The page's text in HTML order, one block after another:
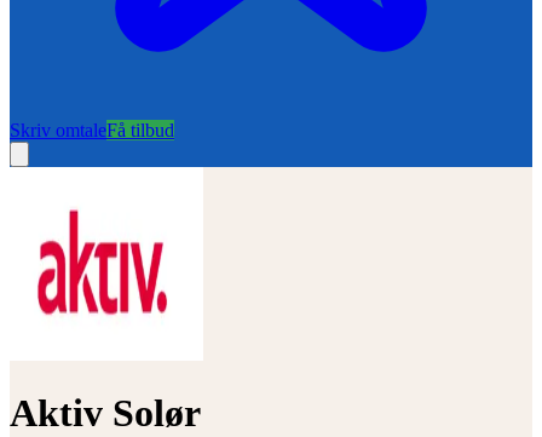
Skriv omtaleFå tilbud
Aktiv Solør